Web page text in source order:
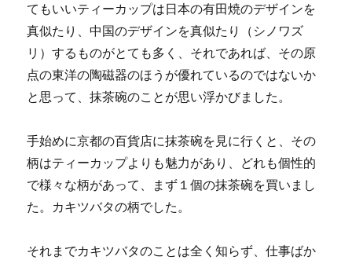
てもいいティーカップは日本の有田焼のデザインを
真似たり、中国のデザインを真似たり（シノワズ
リ）するものがとても多く、それであれば、その原
点の東洋の陶磁器のほうが優れているのではないか
と思って、抹茶碗のことが思い浮かびました。
手始めに京都の百貨店に抹茶碗を見に行くと、その
柄はティーカップよりも魅力があり、どれも個性的
で様々な柄があって、まず１個の抹茶碗を買いまし
た。カキツバタの柄でした。
それまでカキツバタのことは全く知らず、仕事ばか